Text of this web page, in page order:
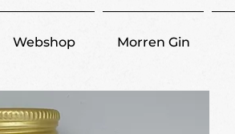
Webshop Morren Gin